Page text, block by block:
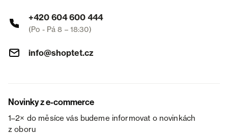
+420 604 600 444
(Po - Pá 8 – 18:30)
info@shoptet.cz
Novinky z e-commerce
1–2× do měsíce vás budeme informovat o novinkách
z oboru